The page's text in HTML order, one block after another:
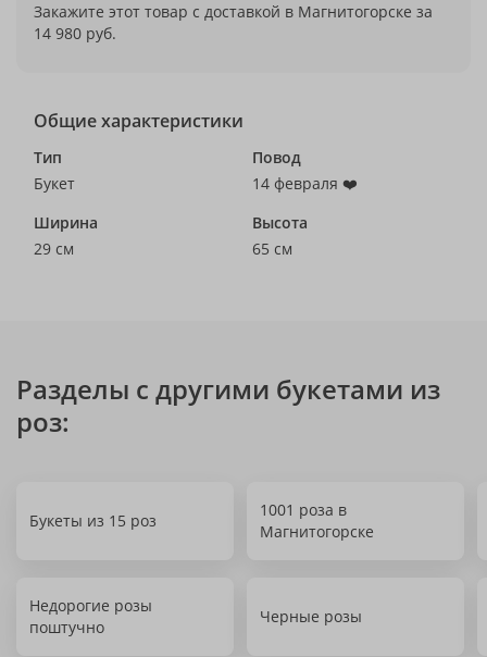
Закажите этот товар с доставкой в Магнитогорске за
14 980 руб.
Общие характеристики
Тип
Букет
Повод
14 февраля ❤️
Ширина
29 см
Высота
65 см
Разделы с другими букетами из
роз:
Букеты из 15 роз
1001 роза в
Магнитогорске
Недорогие розы
поштучно
Черные розы